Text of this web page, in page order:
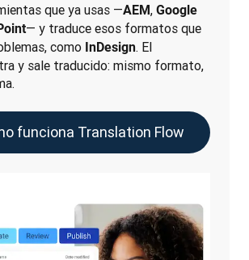
que ya usas —AEM, Google
— y traduce esos formatos que
como InDesign. El
y sale traducido: mismo formato,
funciona Translation Flow